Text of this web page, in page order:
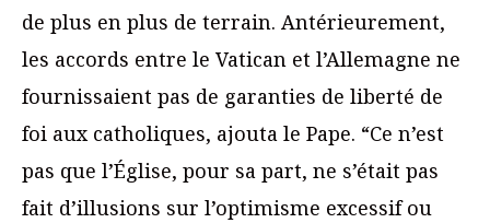
de plus en plus de terrain. Antérieurement,
les accords entre le Vatican et l’Allemagne ne
fournissaient pas de garanties de liberté de
foi aux catholiques, ajouta le Pape. “Ce n’est
pas que l’Église, pour sa part, ne s’était pas
fait d’illusions sur l’optimisme excessif ou